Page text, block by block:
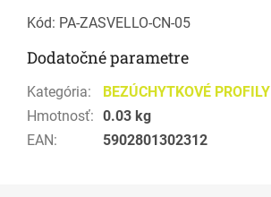
Kód: PA-ZASVELLO-CN-05
Dodatočné parametre
Kategória:
BEZÚCHYTKOVÉ PROFILY
Hmotnosť: 0.03 kg
EAN: 5902801302312